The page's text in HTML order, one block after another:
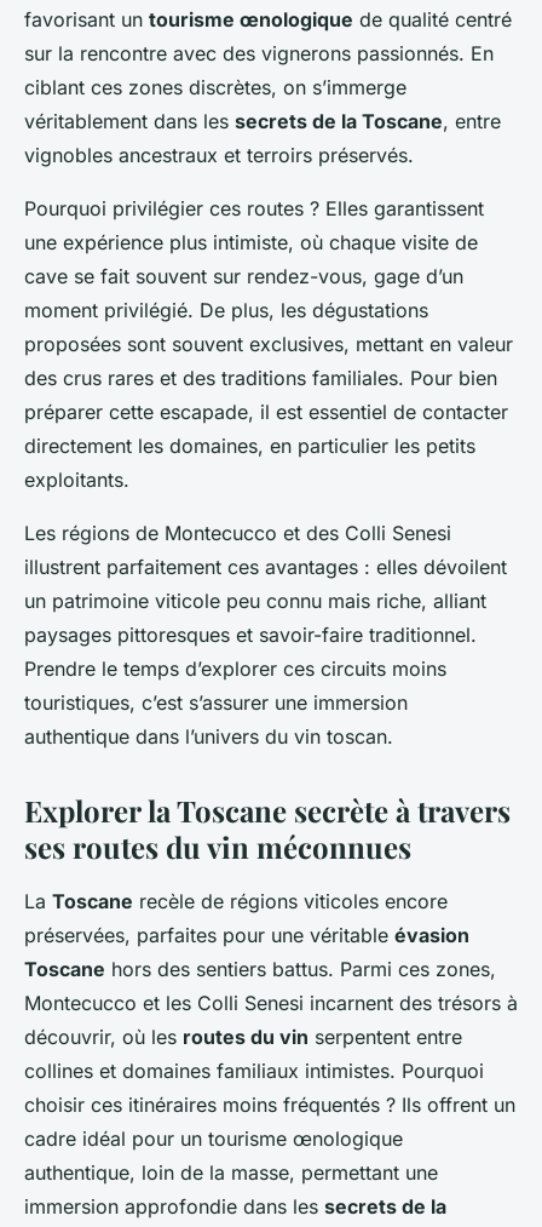
favorisant un tourisme œnologique de qualité centré
sur la rencontre avec des vignerons passionnés. En
ciblant ces zones discrètes, on s’immerge
véritablement dans les secrets de la Toscane, entre
vignobles ancestraux et terroirs préservés.
Pourquoi privilégier ces routes ? Elles garantissent
une expérience plus intimiste, où chaque visite de
cave se fait souvent sur rendez-vous, gage d’un
moment privilégié. De plus, les dégustations
proposées sont souvent exclusives, mettant en valeur
des crus rares et des traditions familiales. Pour bien
préparer cette escapade, il est essentiel de contacter
directement les domaines, en particulier les petits
exploitants.
Les régions de Montecucco et des Colli Senesi
illustrent parfaitement ces avantages : elles dévoilent
un patrimoine viticole peu connu mais riche, alliant
paysages pittoresques et savoir-faire traditionnel.
Prendre le temps d’explorer ces circuits moins
touristiques, c’est s’assurer une immersion
authentique dans l’univers du vin toscan.
Explorer la Toscane secrète à travers
ses routes du vin méconnues
La Toscane recèle de régions viticoles encore
préservées, parfaites pour une véritable évasion
Toscane hors des sentiers battus. Parmi ces zones,
Montecucco et les Colli Senesi incarnent des trésors à
découvrir, où les routes du vin serpentent entre
collines et domaines familiaux intimistes. Pourquoi
choisir ces itinéraires moins fréquentés ? Ils offrent un
cadre idéal pour un tourisme œnologique
authentique, loin de la masse, permettant une
immersion approfondie dans les secrets de la